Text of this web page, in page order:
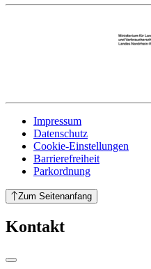
Impressum
Datenschutz
Cookie-Einstellungen
Barrierefreiheit
Parkordnung
Zum Seitenanfang
Kontakt